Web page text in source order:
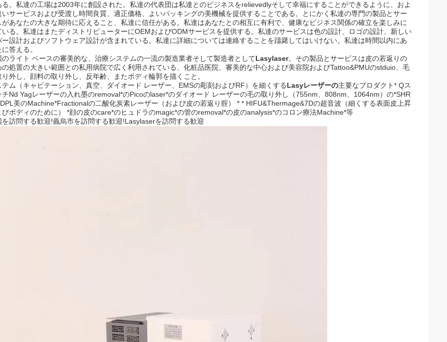
る。私達の工場は2003年に創設された。私達の代表団は私達とのビジネスをrelievedlyそして幸福にすることができるように、およ
いサービスおよび受渡し時間良質、適正価格、よいパッキングの美機械を提供することである。とにかく私達の専門の製品とサー
があなたの大きな期待に応えること、私達に信任がある。私達はあなたとの相互に有利で、健康なビジネス関係の確立を楽しみに
いる。私達はまたディストリビューターにOEMおよびODMサービスを提供する。私達のサービスは色の設計、ロゴの設計、新しい
ー設計およびソフトウェア設計が含まれている。私達に詳細については連絡することを躊躇してはいけない。私達は時間以内にあ
答える。
のライト ベースの審美的な、治療システムの一流の製造業者そして製造者としてLasylaser。その製品とサービスは皮の若返りの
の処置の大きい範囲との私用病院で広く利用されている、化粧品医院、審美的な中心および美容院およびTattoo&PMUのstduio、毛
り外し、顔料の取り外し、反年齢、またボディ輪郭を描くこと。
テム（キャビテーション、真空、ダイオード レーザー、EMSの彫刻およびRF）を細くするLasyレーザーの主要なプロダクト* Qス
チNd Yagレーザーの入れ墨のremoval*のPicoのlaser*のダイオード レーザーの毛の取り外し（755nm、808nm、1064nm）の*SHR
美のMachine*Fractionalの二酸化炭素レーザー（および皮の若返り腟） * * HIFU&Thermage&7Dの超音波（細くする表面皮上昇
びボディのために） *顔の皮のcare*のヒュドラのmagic*の管のremoval*の皮のanalysis*のコロン療法Machine*等
を訪問する歓迎!義烏市を訪問する歓迎!Lasylaserを訪問する歓迎